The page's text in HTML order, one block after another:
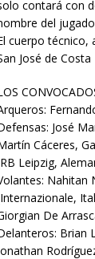
contará con
del
cuerpo técnico,
José de
José
Cáceres,
Leipzig,
Nahitan
De
Brian